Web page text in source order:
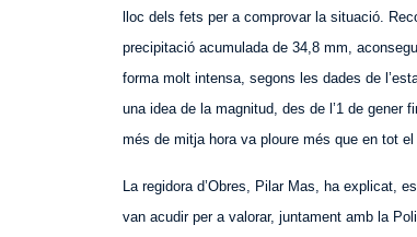
lloc dels fets per a comprovar la situació.
precipitació acumulada de 34,8 mm,
forma molt intensa, segons les dades de
una idea de la magnitud, des de l’1 de gener
més de mitja hora va ploure més que en tot el
La regidora d’Obres, Pilar Mas, ha explicat,
van acudir per a valorar, juntament amb la